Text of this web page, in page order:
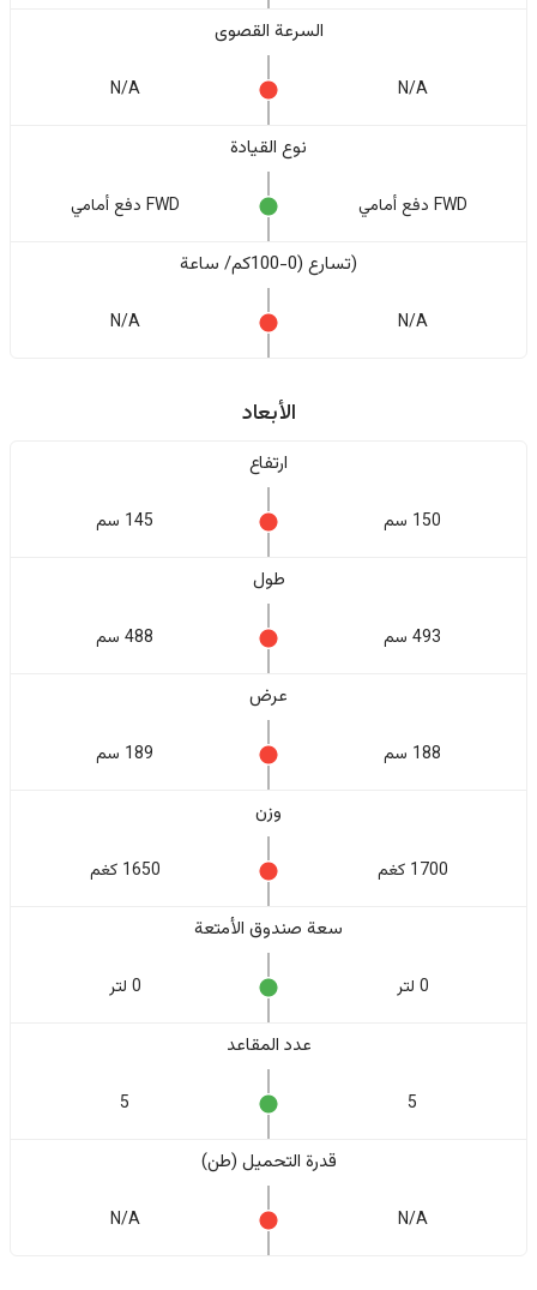
السرعة القصوى
N/A
N/A
نوع القيادة
FWD دفع أمامي FWD دفع أمامي
(تسارع (0-100كم/ ساعة
N/A
N/A
الأبعاد
ارتفاع
150 سم 145 سم
طول
493 سم 488 سم
عرض
188 سم 189 سم
وزن
1700 كغم 1650 كغم
سعة صندوق الأمتعة
0 لتر 0 لتر
عدد المقاعد
5
5
قدرة التحميل (طن)
N/A
N/A